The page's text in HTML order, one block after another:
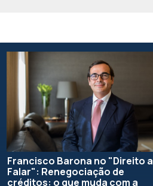
Francisco Barona no "Direito a
Falar": Renegociação de
créditos: o que muda com a